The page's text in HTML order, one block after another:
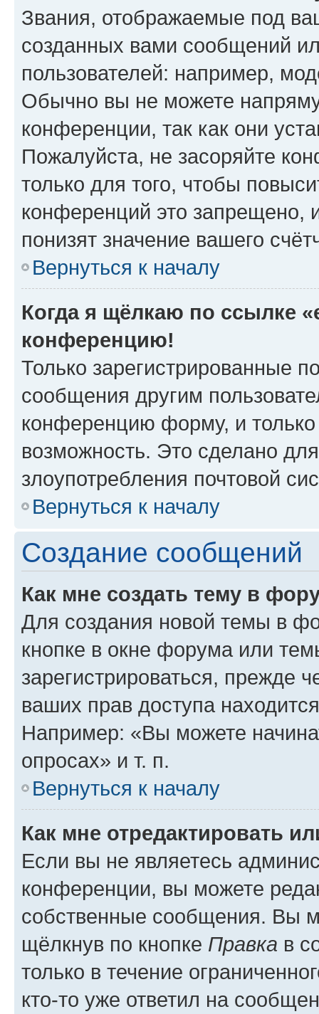
Звания, отображаемые под
созданных вами сообщений
пользователей: например,
Обычно вы не можете
конференции, так как они
Пожалуйста, не засоряйте
только для того, чтобы
конференций это запрещено,
понизят значение вашего
Вернуться к началу
Когда я щёлкаю по ссылке
конференцию!
Только зарегистрированные
сообщения другим
конференцию форму, и
возможность. Это сделано
злоупотребления почтовой
Вернуться к началу
Создание сообщений
Как мне создать тему в
Для создания новой темы в
кнопке в окне форума или
зарегистрироваться, прежде
ваших прав доступа
Например: «Вы можете
опросах» и т. п.
Вернуться к началу
Как мне отредактировать
Если вы не являетесь
конференции, вы можете
собственные сообщения. Вы
щёлкнув по кнопке Правка в
только в течение
кто-то уже ответил на